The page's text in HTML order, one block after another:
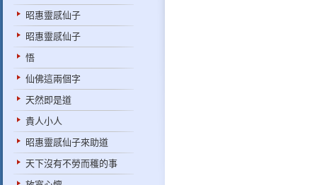
昭惠靈感仙子
昭惠靈感仙子
悟
仙佛這兩個字
天然即是道
貴人小人
昭惠靈感仙子來助道
天下沒有不勞而穫的事